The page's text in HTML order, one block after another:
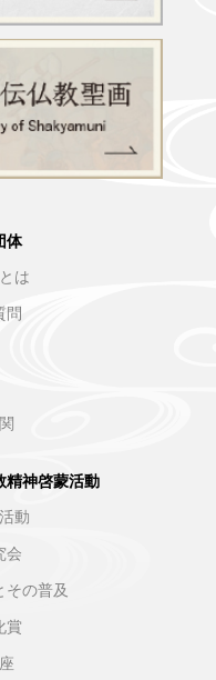
体
は
問
精神啓蒙活動
動
会
その普及
賞